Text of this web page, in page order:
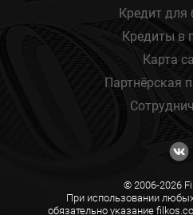
Кредит для
Кредиты в
Карта
Партнёрская
© 2006-2026
При использовании
обязательно указание